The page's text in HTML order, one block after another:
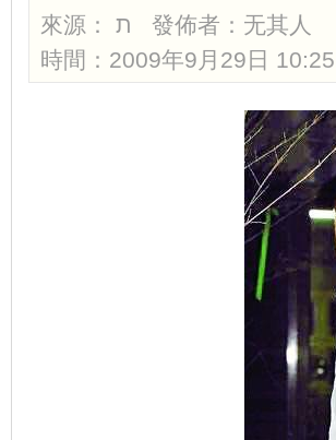
來源： ת 發佈者： 无其人
時間：2009年9月29日 10:25